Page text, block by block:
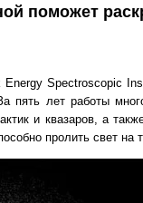
поможет
Spectroscopic
лет работы
и квазаров, а
пролить свет на